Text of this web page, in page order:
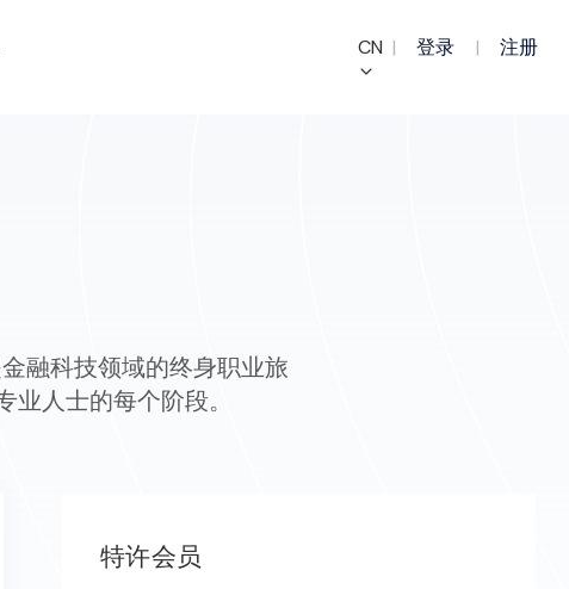
CN | 登录 | 注册
融科技领域的终身职业旅
人士的每个阶段。
特许会员